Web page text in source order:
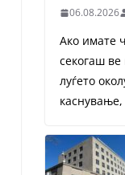
06.08.2026
Ако имате
секогаш ве
луѓето